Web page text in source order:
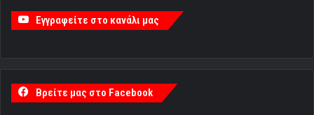
Εγγραφείτε στο κανάλι μας
Βρείτε μας στο Facebook